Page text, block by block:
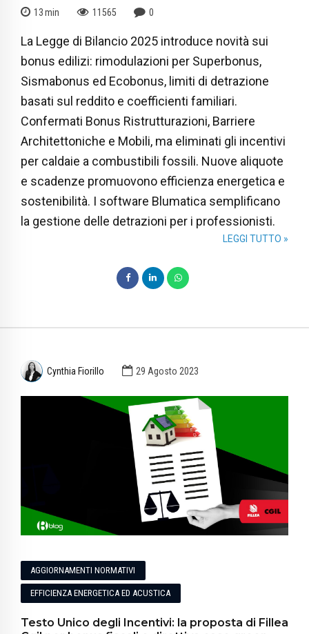
13min 11565 0
La Legge di Bilancio 2025 introduce novità sui
bonus edilizi: rimodulazioni per Superbonus,
Sismabonus ed Ecobonus, limiti di detrazione
basati sul reddito e coefficienti familiari.
Confermati Bonus Ristrutturazioni, Barriere
Architettoniche e Mobili, ma eliminati gli incentivi
per caldaie a combustibili fossili. Nuove aliquote
e scadenze promuovono efficienza energetica e
sostenibilità. I software Blumatica semplificano
la gestione delle detrazioni per i professionisti.
LEGGI TUTTO »
Cynthia Fiorillo 29 Agosto 2023
AGGIORNAMENTI NORMATIVI
EFFICIENZA ENERGETICA ED ACUSTICA
Testo Unico degli Incentivi: la proposta di Fillea